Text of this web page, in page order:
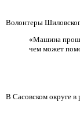
Волонтеры
«Машина
чем может
В Сасовском округе в